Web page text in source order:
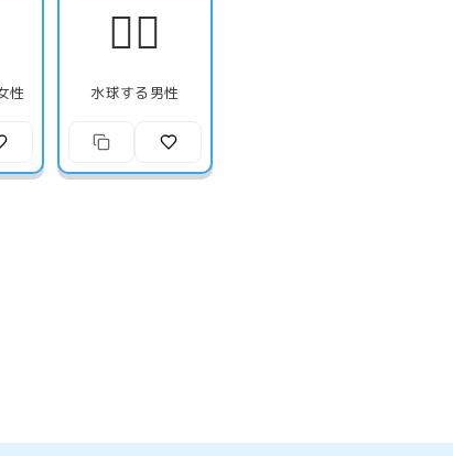
性
🤽‍♂️
水球する男性